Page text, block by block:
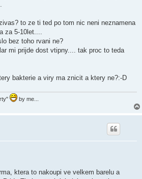
to ze ti ted po tom nic neni neznamena
za 5-10let....
bez toho rvani ne?
mi prijde dost vtipny.... tak proc to teda
bakterie a viry ma znicit a ktery ne?:-D
by me...
ktera to nakoupi ve velkem barelu a